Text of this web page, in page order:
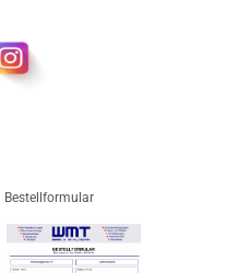
Bestellformular